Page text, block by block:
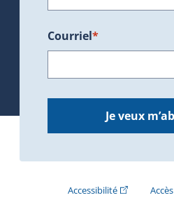
Courriel*
Je veux
Accessibilité(Cet